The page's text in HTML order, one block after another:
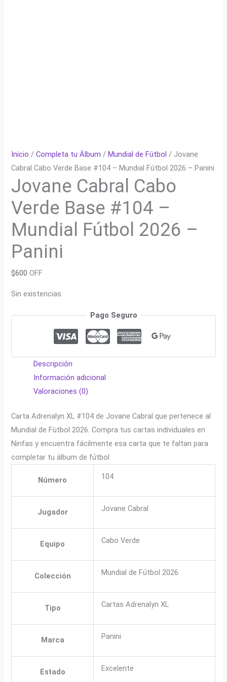
Inicio /Completa tu Álbum /Mundial de Fútbol / Jovane
Cabral Cabo Verde Base #104 – Mundial Fútbol 2026 – Panini
Jovane Cabral Cabo
Verde Base #104 –
Mundial Fútbol 2026 –
Panini
$600 OFF
Sin existencias
Pago Seguro
Descripción
Información adicional
Valoraciones (0)
Carta Adrenalyn XL #104 de Jovane Cabral que pertenece al
Mundial de Fùtbol 2026. Compra tus cartas individuales en
Ninfas y encuentra fácilmente esa carta que te faltan para
completar tu álbum de fútbol
Número 104
Jugador Jovane Cabral
Equipo Cabo Verde
Colección Mundial de Fútbol 2026
Tipo Cartas Adrenalyn XL
Marca Panini
Estado Excelente